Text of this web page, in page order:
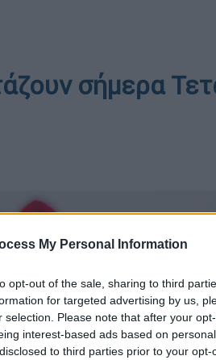
My Personal Information
opt-out of the sale, sharing to third
for targeted advertising by us,
selection. Please note that after your
interest-based ads based on
to third parties prior to your
σήμερα